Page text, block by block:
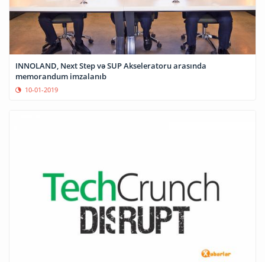
INNOLAND, Next Step və SUP Akseleratoru arasında
memorandum imzalanıb
10-01-2019